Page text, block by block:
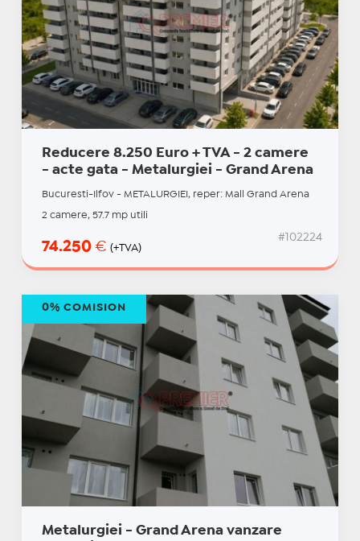
Reducere 8.250 Euro + TVA - 2 camere
- acte gata - Metalurgiei - Grand Arena
Bucuresti-Ilfov - METALURGIEI, reper: Mall Grand Arena
2 camere, 57.7 mp utili
74.250 € (+TVA)
#102224
Metalurgiei - Grand Arena vanzare
0% COMISION